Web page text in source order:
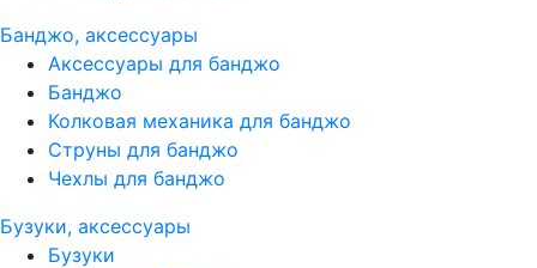
Банджо, аксессуары
Аксессуары для банджо
Банджо
Колковая механика для банджо
Струны для банджо
Чехлы для банджо
Бузуки, аксессуары
Бузуки